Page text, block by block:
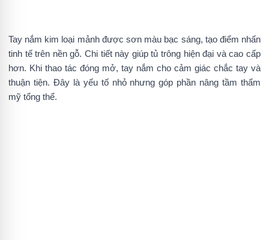
Tay nắm kim loại mảnh được sơn màu bạc sáng, tạo điểm nhấn
tinh tế trên nền gỗ. Chi tiết này giúp tủ trông hiện đại và cao cấp
hơn. Khi thao tác đóng mở, tay nắm cho cảm giác chắc tay và
thuận tiện. Đây là yếu tố nhỏ nhưng góp phần nâng tầm thẩm
mỹ tổng thể.